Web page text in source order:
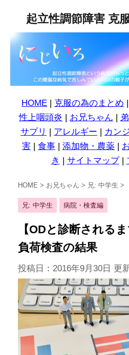
起立性調節障害 克
HOME | 克服の為のまとめ |
性上咽頭炎 | お兄ちゃん |
サプリ | アレルギー | カン
害 | 食事 | 添加物・農薬 |
き | サイトマップ|
HOME > お兄ちゃん > 兄: 中学生 >
兄: 中学生 病院・検査編
【ODと診断される
負荷検査の結果
投稿日：2016年9月30日 更